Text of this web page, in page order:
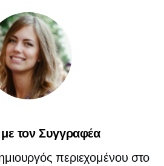
με τον Συγγραφέα
περιεχομένου στο